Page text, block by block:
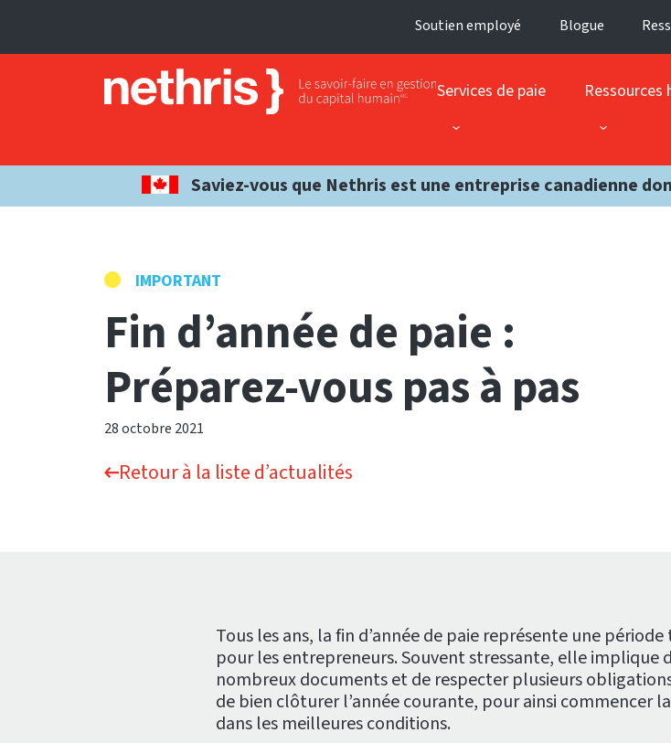
Soutien employé Blogue
Services de paie Ressources
Saviez-vous que Nethris est une entreprise canadienne
IMPORTANT
Fin d’année de paie :
Préparez-vous pas à pas
28 octobre 2021
Retour à la liste d’actualités
Tous les ans, la fin d’année de paie représente une
pour les entrepreneurs. Souvent stressante, elle implique
nombreux documents et de respecter plusieurs
de bien clôturer l’année courante, pour ainsi commencer
dans les meilleures conditions.